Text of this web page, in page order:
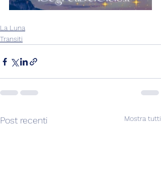
La Luna
Transiti
Post recenti Mostra tutti